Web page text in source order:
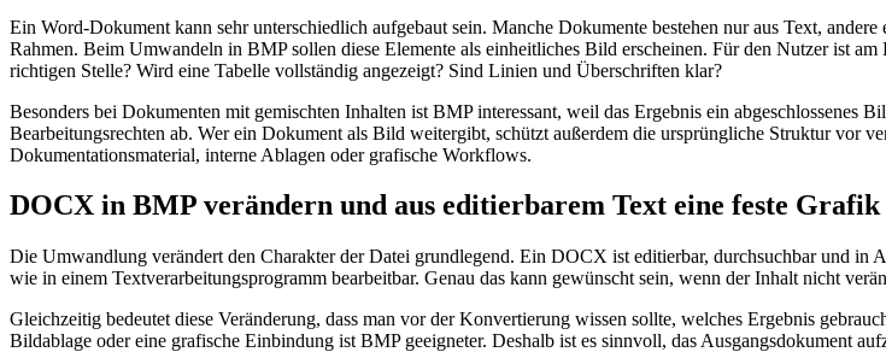
Ein Word-Dokument kann sehr unterschiedlich aufgebaut sein. Manche Dokumente bestehen nur aus Text,
Rahmen. Beim Umwandeln in BMP sollen diese Elemente als einheitliches Bild erscheinen. Für den Nutzer ist
richtigen Stelle? Wird eine Tabelle vollständig angezeigt? Sind Linien und Überschriften klar?
Besonders bei Dokumenten mit gemischten Inhalten ist BMP interessant, weil das Ergebnis ein
Bearbeitungsrechten ab. Wer ein Dokument als Bild weitergibt, schützt außerdem die ursprüngliche Struktur vor
Dokumentationsmaterial, interne Ablagen oder grafische Workflows.
DOCX in BMP verändern und aus editierbarem Text eine feste
Die Umwandlung verändert den Charakter der Datei grundlegend. Ein DOCX ist editierbar, durchsuchbar und
wie in einem Textverarbeitungsprogramm bearbeitbar. Genau das kann gewünscht sein, wenn der Inhalt nicht
Gleichzeitig bedeutet diese Veränderung, dass man vor der Konvertierung wissen sollte, welches Ergebnis
Bildablage oder eine grafische Einbindung ist BMP geeigneter. Deshalb ist es sinnvoll, das Ausgangsdokument